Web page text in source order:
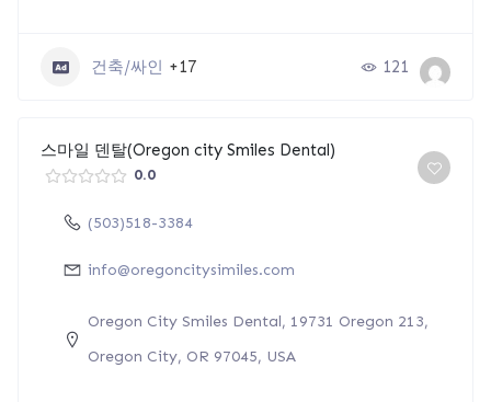
건축/싸인 +17 121
스마일 덴탈(Oregon city Smiles Dental)
0.0
(503)518-3384
info@oregoncitysimiles.com
Oregon City Smiles Dental, 19731 Oregon 213,
Oregon City, OR 97045, USA